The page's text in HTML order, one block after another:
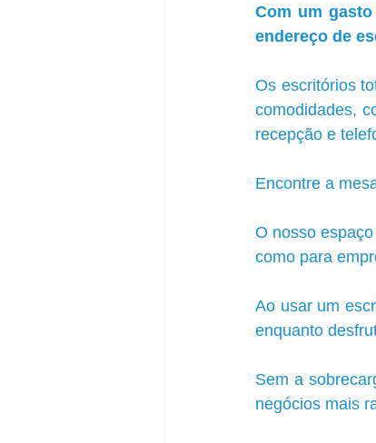
Com um
endereço de
Os escritórios
comodidades,
recepção e
Encontre a
O nosso
como para
Ao usar um
enquanto
Sem a
negócios mais